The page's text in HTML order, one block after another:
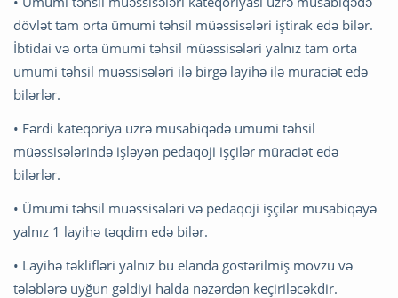
dövlət tam orta ümumi təhsil müəssisələri iştirak edə bilər.
İbtidai və orta ümumi təhsil müəssisələri yalnız tam orta
ümumi təhsil müəssisələri ilə birgə layihə ilə müraciət edə
bilərlər.
• Fərdi kateqoriya üzrə müsabiqədə ümumi təhsil
müəssisələrində işləyən pedaqoji işçilər müraciət edə
bilərlər.
• Ümumi təhsil müəssisələri və pedaqoji işçilər müsabiqəyə
yalnız 1 layihə təqdim edə bilər.
• Layihə təklifləri yalnız bu elanda göstərilmiş mövzu və
tələblərə uyğun gəldiyi halda nəzərdən keçiriləcəkdir.